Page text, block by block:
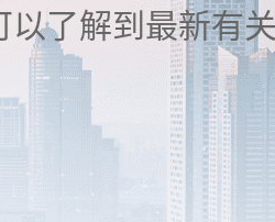
以了解到最新有